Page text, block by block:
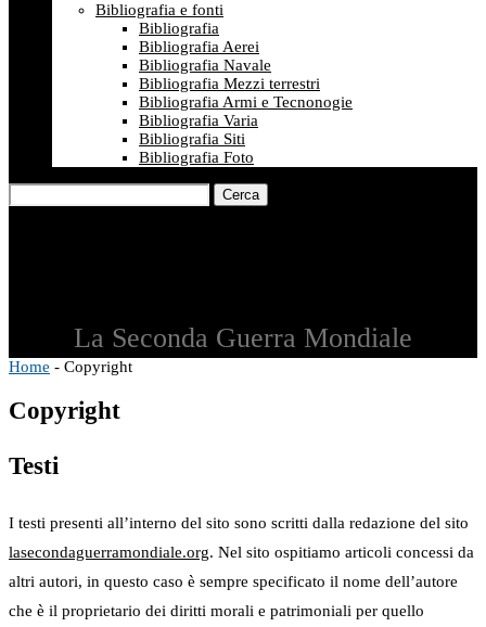
Bibliografia e fonti
Bibliografia
Bibliografia Aerei
Bibliografia Navale
Bibliografia Mezzi terrestri
Bibliografia Armi e Tecnonogie
Bibliografia Varia
Bibliografia Siti
Bibliografia Foto
Cerca
La Seconda Guerra Mondiale
Home - Copyright
Copyright
Testi
I testi presenti all’interno del sito sono scritti dalla redazione del sito
lasecondaguerramondiale.org. Nel sito ospitiamo articoli concessi da
altri autori, in questo caso è sempre specificato il nome dell’autore
che è il proprietario dei diritti morali e patrimoniali per quello